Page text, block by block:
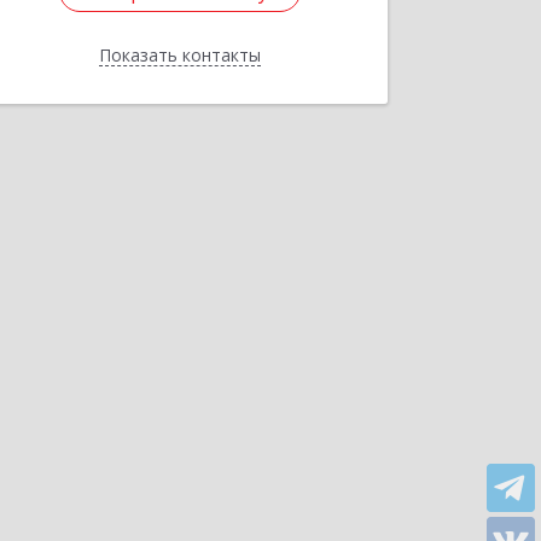
Показать контакты
Назад